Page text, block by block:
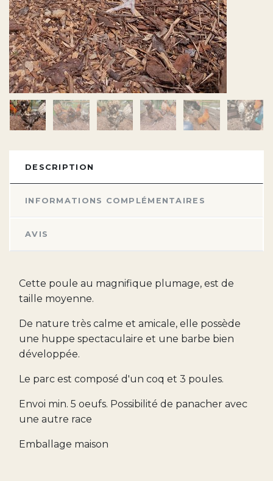
DESCRIPTION
INFORMATIONS COMPLÉMENTAIRES
AVIS
Cette poule au magnifique plumage, est de
taille moyenne.
De nature très calme et amicale, elle possède
une huppe spectaculaire et une barbe bien
développée.
Le parc est composé d'un coq et 3 poules.
Envoi min. 5 oeufs. Possibilité de panacher avec
une autre race
Emballage maison